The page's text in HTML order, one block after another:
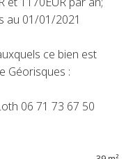
au 01/01/2021
ce bien est
Géorisques :
06 71 73 67 50